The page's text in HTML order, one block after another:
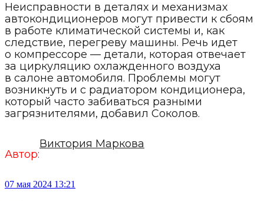
Неисправности в деталях и механизмах
автокондиционеров могут привести к сбоям
в работе климатической системы и, как
следствие, перегреву машины. Речь идет
о компрессоре — детали, которая отвечает
за циркуляцию охлажденного воздуха
в салоне автомобиля. Проблемы могут
возникнуть и с радиатором кондиционера,
который часто забиваться разными
загрязнителями, добавил Соколов.
Автор:
Виктория Маркова
07 мая 2024 13:21